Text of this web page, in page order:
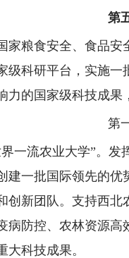
第
家粮食安全、食品
级科研平台，实施
的国家级科技成果
第
一流农业大学”。
建一批国际领先的
创新团队。支持西
病防控、农林资源
科技成果。